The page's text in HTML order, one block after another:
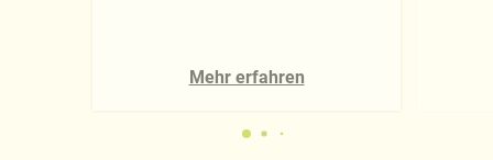
Mehr erfahren